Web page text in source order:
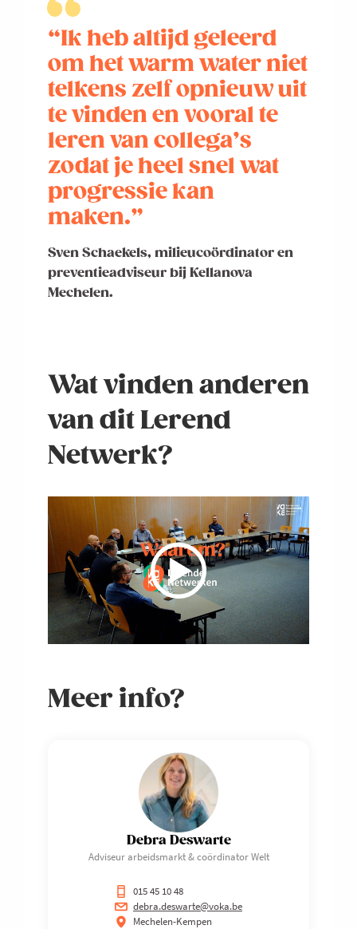
“Ik heb altijd geleerd
om het warm water niet
telkens zelf opnieuw uit
te vinden en vooral te
leren van collega’s
zodat je heel snel wat
progressie kan
maken.”
Sven Schaekels, milieucoördinator en
preventieadviseur bij Kellanova
Mechelen.
Wat vinden anderen
van dit Lerend
Netwerk?
Meer info?
Debra Deswarte
Adviseur arbeidsmarkt & coördinator Welt
015 45 10 48
debra.deswarte@voka.be
Mechelen-Kempen